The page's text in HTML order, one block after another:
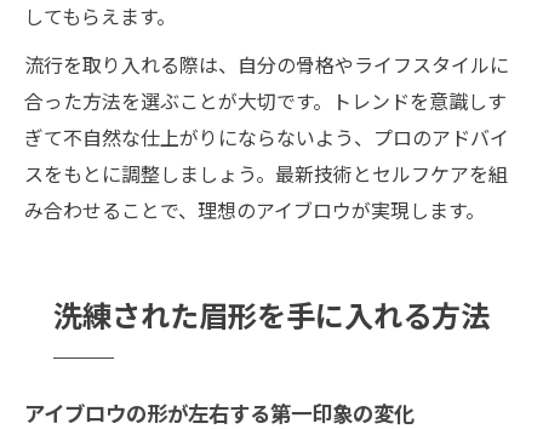
してもらえます。
流行を取り入れる際は、自分の骨格やライフスタイルに
合った方法を選ぶことが大切です。トレンドを意識しす
ぎて不自然な仕上がりにならないよう、プロのアドバイ
スをもとに調整しましょう。最新技術とセルフケアを組
み合わせることで、理想のアイブロウが実現します。
洗練された眉形を手に入れる方法
アイブロウの形が左右する第一印象の変化